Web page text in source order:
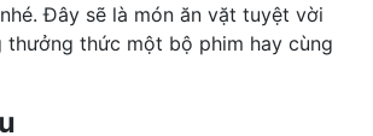
Đây sẽ là món ăn vặt tuyệt vời
thưởng thức một bộ phim hay cùng